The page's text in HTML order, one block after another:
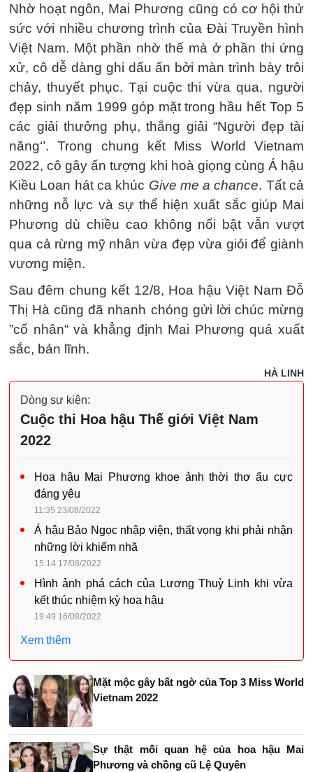
Nhờ hoạt ngôn, Mai Phương cũng có cơ hội thử
sức với nhiều chương trình của Đài Truyền hình
Việt Nam. Một phần nhờ thế mà ở phần thi ứng
xử, cô dễ dàng ghi dấu ấn bởi màn trình bày trôi
chảy, thuyết phục. Tại cuộc thi vừa qua, người
đẹp sinh năm 1999 góp mặt trong hầu hết Top 5
các giải thưởng phụ, thắng giải “Người đẹp tài
năng‘’. Trong chung kết Miss World Vietnam
2022, cô gây ấn tượng khi hoà giọng cùng Á hậu
Kiều Loan hát ca khúc Give me a chance. Tất cả
những nỗ lực và sự thể hiện xuất sắc giúp Mai
Phương dù chiều cao không nổi bật vẫn vượt
qua cả rừng mỹ nhân vừa đẹp vừa giỏi để giành
vương miện.
Sau đêm chung kết 12/8, Hoa hậu Việt Nam Đỗ
Thị Hà cũng đã nhanh chóng gửi lời chúc mừng
”cố nhân“ và khẳng định Mai Phương quá xuất
sắc, bản lĩnh.
HÀ LINH
Dòng sự kiện:
Cuộc thi Hoa hậu Thế giới Việt Nam
2022
Hoa hậu Mai Phương khoe ảnh thời thơ ấu cực
đáng yêu
11:35 23/08/2022
Á hậu Bảo Ngọc nhập viện, thất vọng khi phải nhận
những lời khiếm nhã
15:14 17/08/2022
Hình ảnh phá cách của Lương Thuỳ Linh khi vừa
kết thúc nhiệm kỳ hoa hậu
19:49 16/08/2022
Xem thêm
Mặt mộc gây bất ngờ của Top 3 Miss World
Vietnam 2022
Sự thật mối quan hệ của hoa hậu Mai
Phương và chồng cũ Lệ Quyên